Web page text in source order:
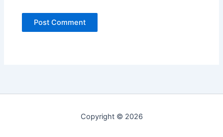
Copyright © 2026